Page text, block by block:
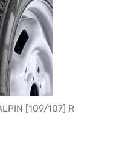
[109/107] R